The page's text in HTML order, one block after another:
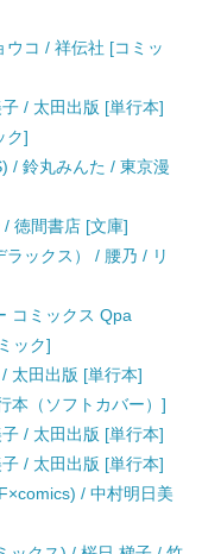
コ / 祥伝社 [コミッ
/ 太田出版 [単行本]
ク]
/ 鈴丸みんた / 東京漫
徳間書店 [文庫]
ックス） / 腰乃 / リ
コミックス Qpa
ック]
太田出版 [単行本]
本（ソフトカバー）]
/ 太田出版 [単行本]
/ 太田出版 [単行本]
/ 中村明日美